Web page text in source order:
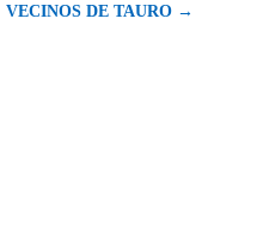
VECINOS DE TAURO →